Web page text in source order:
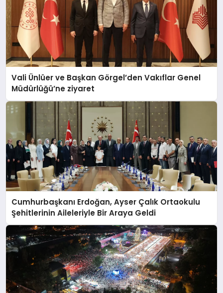
Vali Ünlüer ve Başkan Görgel’den Vakıflar Genel
Müdürlüğü’ne ziyaret
Cumhurbaşkanı Erdoğan, Ayser Çalık Ortaokulu
Şehitlerinin Aileleriyle Bir Araya Geldi